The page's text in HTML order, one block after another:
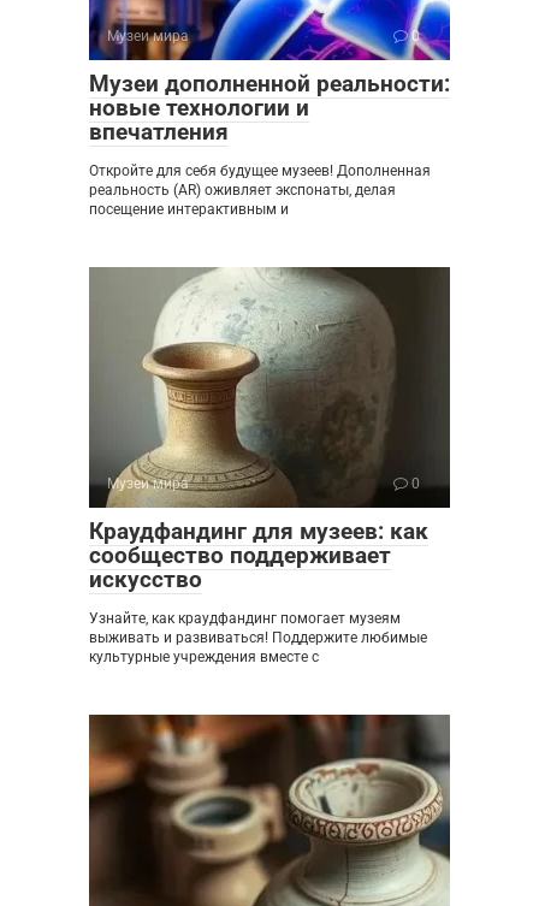
Музеи мира 0
Музеи дополненной реальности:
новые технологии и
впечатления
Откройте для себя будущее музеев! Дополненная
реальность (AR) оживляет экспонаты, делая
посещение интерактивным и
Музеи мира 0
Краудфандинг для музеев: как
сообщество поддерживает
искусство
Узнайте, как краудфандинг помогает музеям
выживать и развиваться! Поддержите любимые
культурные учреждения вместе с